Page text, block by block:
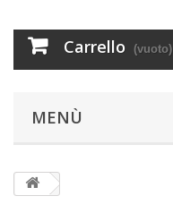
Carrello (vuoto)
MENÙ